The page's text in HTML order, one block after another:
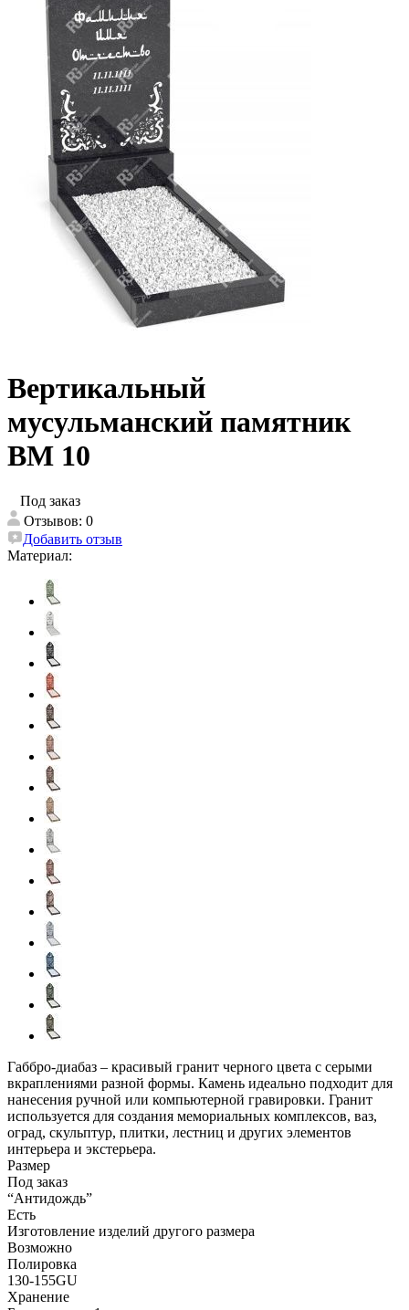
Вертикальный
мусульманский памятник
ВМ 10
Под заказ
Отзывов: 0
Добавить отзыв
Материал:
Габбро-диабаз – красивый гранит черного цвета с серыми
вкраплениями разной формы. Камень идеально подходит для
нанесения ручной или компьютерной гравировки. Гранит
используется для создания мемориальных комплексов, ваз,
оград, скульптур, плитки, лестниц и других элементов
интерьера и экстерьера.
Размер
Под заказ
“Антидождь”
Есть
Изготовление изделий другого размера
Возможно
Полировка
130-155GU
Хранение